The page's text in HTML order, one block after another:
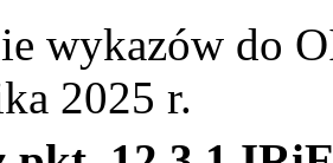
wykazów do
2025 r.